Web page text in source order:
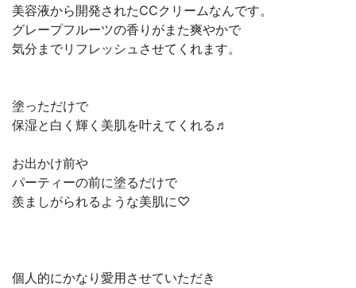
美容液から開発されたCCクリームなんです。
グレープフルーツの香りがまた爽やかで
気分までリフレッシュさせてくれます。
塗っただけで
保湿と白く輝く美肌を叶えてくれる♬
お出かけ前や
パーティーの前に塗るだけで
羨ましがられるような美肌に♡
個人的にかなり愛用させていただき